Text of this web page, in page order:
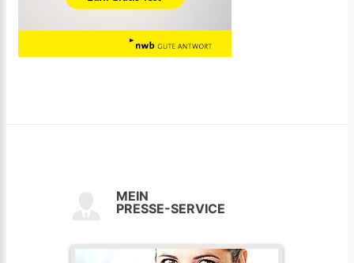
MEIN
PRESSE-SERVICE